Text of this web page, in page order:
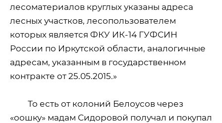
лесоматериалов круглых указаны адреса
лесных участков, лесопользователем
которых является ФКУ ИК-14 ГУФСИН
России по Иркутской области, аналогичные
адресам, указанным в государственном
контракте от 25.05.2015.»
То есть от колоний Белоусов через
«оошку» мадам Сидоровой получал и покупал